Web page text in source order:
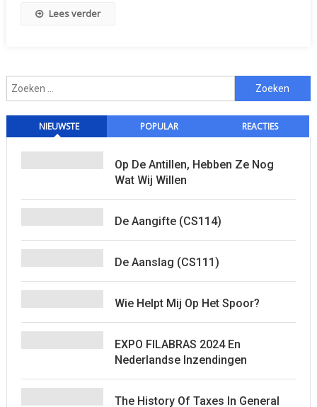
Lees verder
Zoeken
naar:
NIEUWSTE POPULAR REACTIES
Op De Antillen, Hebben Ze Nog
Wat Wij Willen
De Aangifte (CS114)
De Aanslag (CS111)
Wie Helpt Mij Op Het Spoor?
EXPO FILABRAS 2024 En
Nederlandse Inzendingen
The History Of Taxes In General